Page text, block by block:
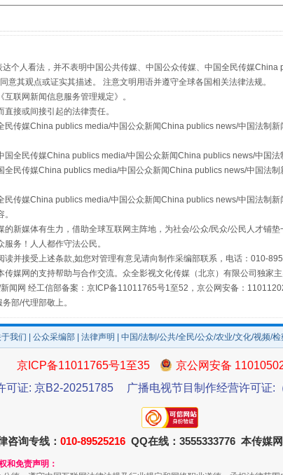
期 从幼儿园到大学，有这些资助
上场 事关残疾人未来5年
幕
个人看法，并不表明中国公共传媒、中国公众传媒、中国全民传媒
意其观点或证实其描述。 注意文明用语并遵守全球各国相关法律法规。
互联网新闻信息服务管理规定》。
接或间接引起的法律责任。
民传媒China publics media/中国公众新闻China publics news/中国法制
国全民传媒China publics media/中国公众新闻China publics news/中国
全民传媒China publics media/中国公众新闻China publics news/中国法
民传媒China publics media/中国公众新闻China publics news/中国法制
新媒体有生力，借助全球互联网主阵地，为社会/公众/民众/公民人才铺
务！人人都作守法公民。
读并接受上述条款,如您对管理有意见请向制作采编部联系，电话：010-
媒网的支持帮助与合作交流。众全影视文化传媒（北京）有限公司独家
闻网 经工信部备案：京ICP备11011765号1至52，京公网安备：
部/代理部敬上。
于我们 公众采编部 法律声明 | 中国/法制/公共/全民/公众/农业/文化/视频/
京ICP备11011765号1至35
京公网安备
可证: 京B2-20251785
广播电视节目制作经营许可证:
咨询专线： 010-89525216 QQ在线：3555333776 本传媒
和免责声明：